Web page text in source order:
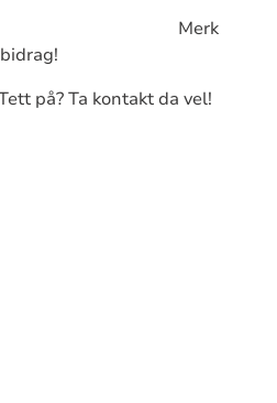
på? Ta kontakt da vel!